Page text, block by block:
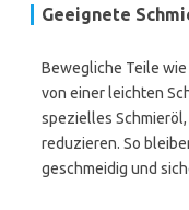
Geeignete
Bewegliche Teile
von einer leichten
spezielles
reduzieren. So
geschmeidig und